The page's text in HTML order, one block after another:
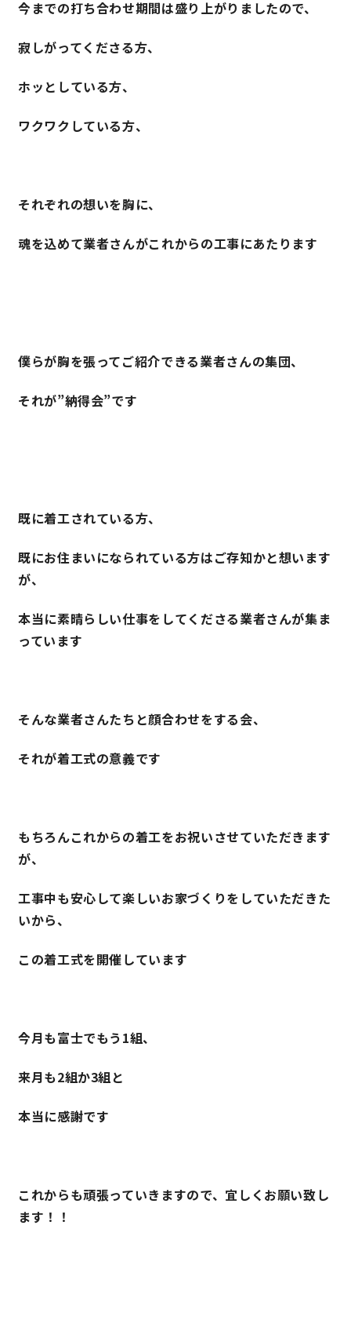
今までの打ち合わせ期間は盛り上がりましたので、
寂しがってくださる方、
ホッとしている方、
ワクワクしている方、
それぞれの想いを胸に、
魂を込めて業者さんがこれからの工事にあたります
僕らが胸を張ってご紹介できる業者さんの集団、
それが”納得会”です
既に着工されている方、
既にお住まいになられている方はご存知かと想います
が、
本当に素晴らしい仕事をしてくださる業者さんが集ま
っています
そんな業者さんたちと顔合わせをする会、
それが着工式の意義です
もちろんこれからの着工をお祝いさせていただきます
が、
工事中も安心して楽しいお家づくりをしていただきた
いから、
この着工式を開催しています
今月も富士でもう1組、
来月も2組か3組と
本当に感謝です
これからも頑張っていきますので、宜しくお願い致し
ます！！